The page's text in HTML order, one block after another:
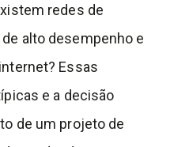
redes de
alto desempenho e
Essas
e a decisão
de um projeto de